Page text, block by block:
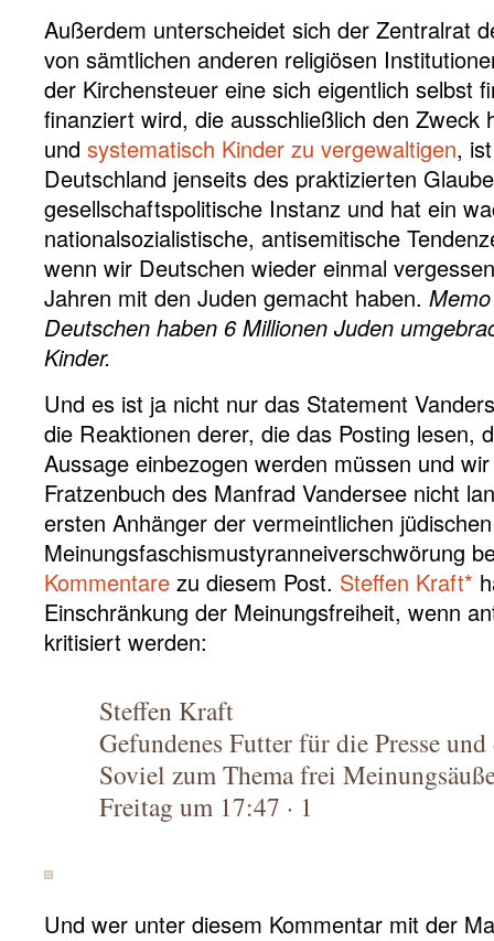
Außerdem unterscheidet sich der Zentralrat
von sämtlichen anderen religiösen
der Kirchensteuer eine sich eigentlich selbst
finanziert wird, die ausschließlich den Zweck
und systematisch Kinder zu vergewaltigen,
Deutschland jenseits des praktizierten
gesellschaftspolitische Instanz und hat ein
nationalsozialistische, antisemitische
wenn wir Deutschen wieder einmal
Jahren mit den Juden gemacht haben.
Deutschen haben 6 Millionen Juden
Kinder.
Und es ist ja nicht nur das Statement
die Reaktionen derer, die das Posting lesen,
Aussage einbezogen werden müssen und
Fratzenbuch des Manfrad Vandersee nicht
ersten Anhänger der vermeintlichen jüdischen
Meinungsfaschismustyranneiverschwörung
Kommentare zu diesem Post. Steffen Kraft*
Einschränkung der Meinungsfreiheit, wenn
kritisiert werden:
Steffen Kraft
Gefundenes Futter für die Presse
Soviel zum Thema frei
Freitag um 17:47 · 1
Und wer unter diesem Kommentar mit der